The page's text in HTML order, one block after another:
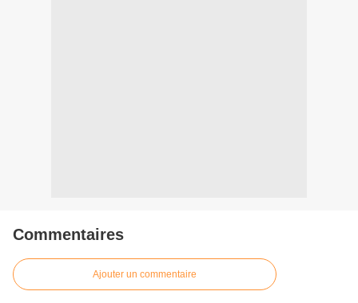
Commentaires
Ajouter un commentaire